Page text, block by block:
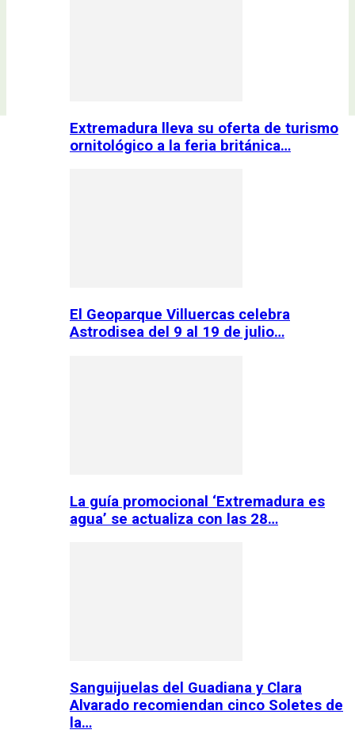
Extremadura lleva su oferta de turismo
ornitológico a la feria británica…
El Geoparque Villuercas celebra
Astrodisea del 9 al 19 de julio…
La guía promocional ‘Extremadura es
agua’ se actualiza con las 28…
Sanguijuelas del Guadiana y Clara
Alvarado recomiendan cinco Soletes de
la…